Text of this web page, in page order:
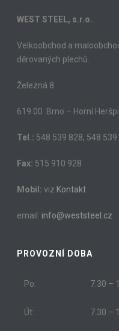
WEST STEEL, s.r.o.
Velkoobchod a
děrovaných plechů.
Železná 8
619 00 Brno – Horní
Tel.: 548 539 828, 548
Fax: 515 910 928
Mobil: viz Kontakt
email: info@weststeel.cz
PROVOZNÍ DOBA
Po: 7.30 –
Út: 7.30 –